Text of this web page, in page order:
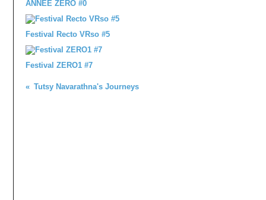
ANNÉE ZÉRO #0
Festival Recto VRso #5
Festival ZERO1 #7
Tutsy Navarathna's Journeys